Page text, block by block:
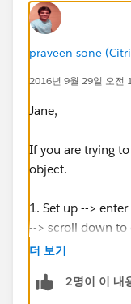
praveen sone
2016년 9월 29일 오전
Jane,
If you are trying
object.
1. Set up -->
--> scroll down to
follow as below.
더 보기
2명이 이 내